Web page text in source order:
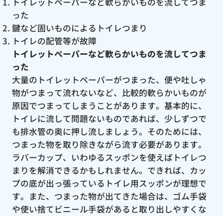
った
鍵など固いものによるトイレつまり
トイレの配管等が故障
トイレットペーパーなど軟らかいものを流してつま
った
大量のトイレットペーパーがつまった、便や吐しゃ
物がつまって流れないなど、比較的軟らかいものが
原因でつまってしまうことがあります。基本的に、
トイレに流して問題ないものであれば、少しずつで
も排水管の奥に押し流しましょう。そのためには、
つまった物を取り除きながら流す必要があります。
ラバーカップ、いわゆるスッポンを使えばトイレつ
まりを解消できるかもしれません。できれば、カッ
プの底が出っ張っているトイレ用スッポンが理想で
す。また、つまった物が出てきた場合は、ゴム手袋
や使い捨てビニール手袋があると取り出しやすくな